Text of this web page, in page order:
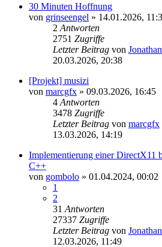
30 Minuten Hoffnung
von grinseengel » 14.01.2026,
2 Antworten
2751 Zugriffe
Letzter Beitrag von Jonathan
20.03.2026, 20:38
[Projekt] musizi
von marcgfx » 09.03.2026, 16:45
4 Antworten
3478 Zugriffe
Letzter Beitrag von marcgfx
13.03.2026, 14:19
Implementierung einer DirectX11
C++
von gombolo » 01.04.2024, 00:02
1
2
31 Antworten
27337 Zugriffe
Letzter Beitrag von Jonathan
12.03.2026, 11:49